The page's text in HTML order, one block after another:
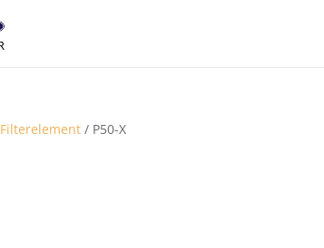
Filterelement / P50-X